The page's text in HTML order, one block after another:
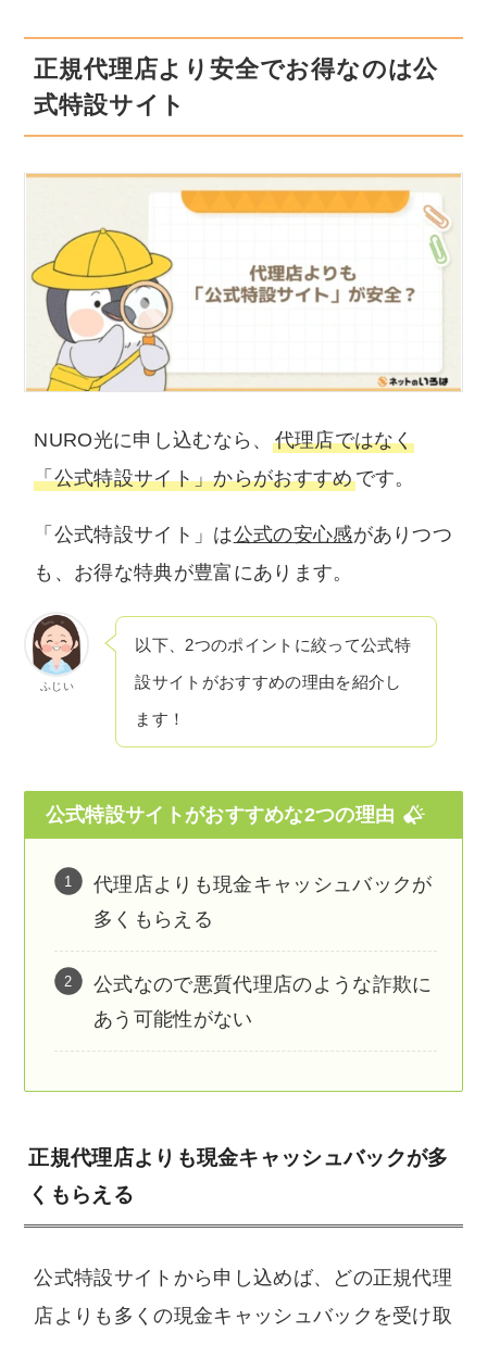
正規代理店より安全でお得なのは公
式特設サイト
NURO光に申し込むなら、 代理店ではなく
「公式特設サイト」からがおすすめです。
「公式特設サイト」は公式の安心感がありつつ
も、お得な特典が豊富にあります。
ふじい
以下、2つのポイントに絞って公式特
設サイトがおすすめの理由を紹介し
ます！
公式特設サイトがおすすめな2つの理由
代理店よりも現金キャッシュバックが
多くもらえる
公式なので悪質代理店のような詐欺に
あう可能性がない
正規代理店よりも現金キャッシュバックが多
くもらえる
公式特設サイトから申し込めば、どの正規代理
店よりも多くの現金キャッシュバックを受け取